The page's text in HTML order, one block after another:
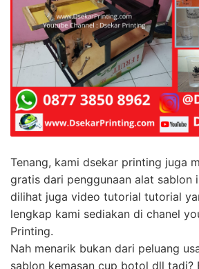
Tenang, kami dsekar printing juga
gratis dari penggunaan alat sablon
dilihat juga video tutorial tutorial
lengkap kami sediakan di chanel
Printing.
Nah menarik bukan dari peluang
sablon kemasan cup botol dll tadi?